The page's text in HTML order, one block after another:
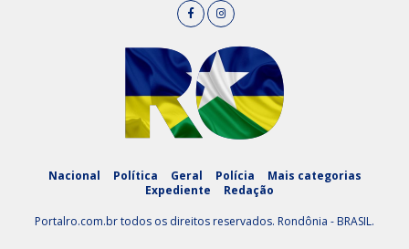
Nacional Política Geral Polícia
Mais categorias
Expediente
Redação
Portalro.com.br todos os direitos reservados. Rondônia - BRASIL.